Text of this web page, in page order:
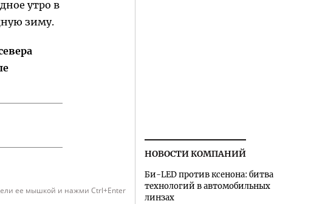
утро в
зиму.
ее мышкой и нажми Ctrl+Enter
НОВОСТИ КОМПАНИЙ
Би-LED против ксенона: битва
технологий в автомобильных
линзах